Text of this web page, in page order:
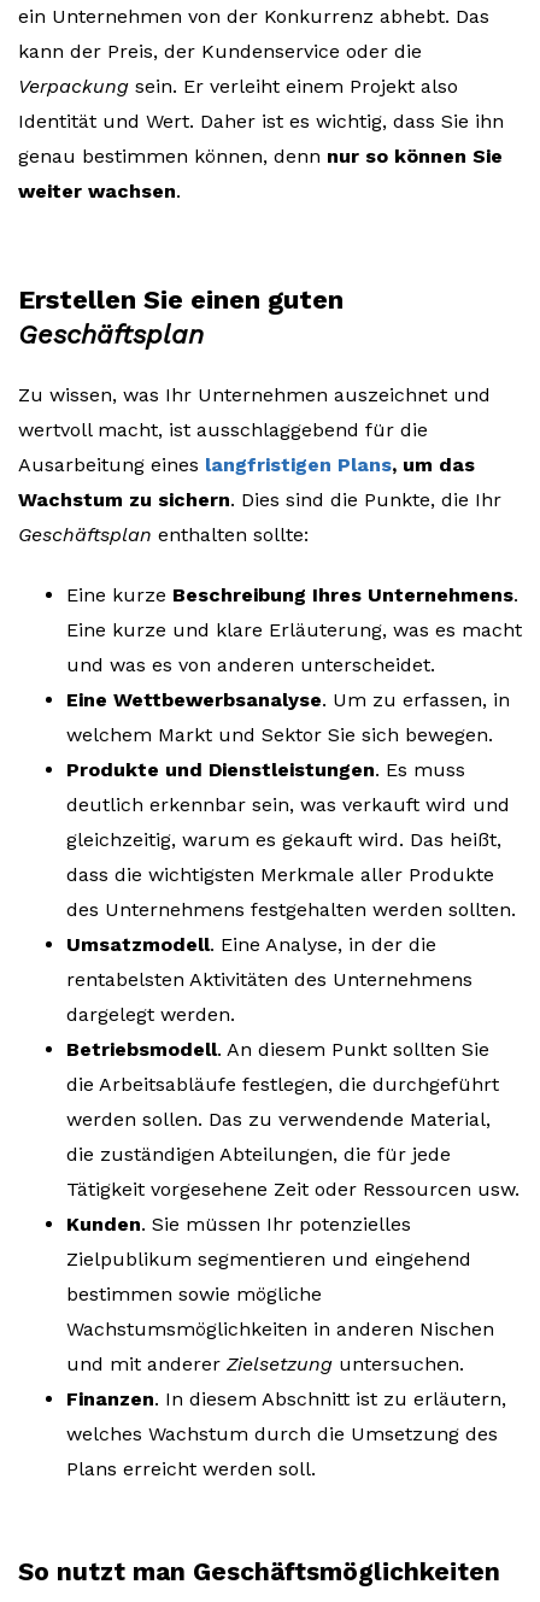
ein Unternehmen von der Konkurrenz abhebt. Das
kann der Preis, der Kundenservice oder die
Verpackung sein. Er verleiht einem Projekt also
Identität und Wert. Daher ist es wichtig, dass Sie ihn
genau bestimmen können, denn nur so können Sie
weiter wachsen.
Erstellen Sie einen guten
Geschäftsplan
Zu wissen, was Ihr Unternehmen auszeichnet und
wertvoll macht, ist ausschlaggebend für die
Ausarbeitung eines langfristigen Plans, um das
Wachstum zu sichern. Dies sind die Punkte, die Ihr
Geschäftsplan enthalten sollte:
Eine kurze Beschreibung Ihres Unternehmens.
Eine kurze und klare Erläuterung, was es macht
und was es von anderen unterscheidet.
Eine Wettbewerbsanalyse. Um zu erfassen, in
welchem Markt und Sektor Sie sich bewegen.
Produkte und Dienstleistungen. Es muss
deutlich erkennbar sein, was verkauft wird und
gleichzeitig, warum es gekauft wird. Das heißt,
dass die wichtigsten Merkmale aller Produkte
des Unternehmens festgehalten werden sollten.
Umsatzmodell. Eine Analyse, in der die
rentabelsten Aktivitäten des Unternehmens
dargelegt werden.
Betriebsmodell. An diesem Punkt sollten Sie
die Arbeitsabläufe festlegen, die durchgeführt
werden sollen. Das zu verwendende Material,
die zuständigen Abteilungen, die für jede
Tätigkeit vorgesehene Zeit oder Ressourcen usw.
Kunden. Sie müssen Ihr potenzielles
Zielpublikum segmentieren und eingehend
bestimmen sowie mögliche
Wachstumsmöglichkeiten in anderen Nischen
und mit anderer Zielsetzung untersuchen.
Finanzen. In diesem Abschnitt ist zu erläutern,
welches Wachstum durch die Umsetzung des
Plans erreicht werden soll.
So nutzt man Geschäftsmöglichkeiten